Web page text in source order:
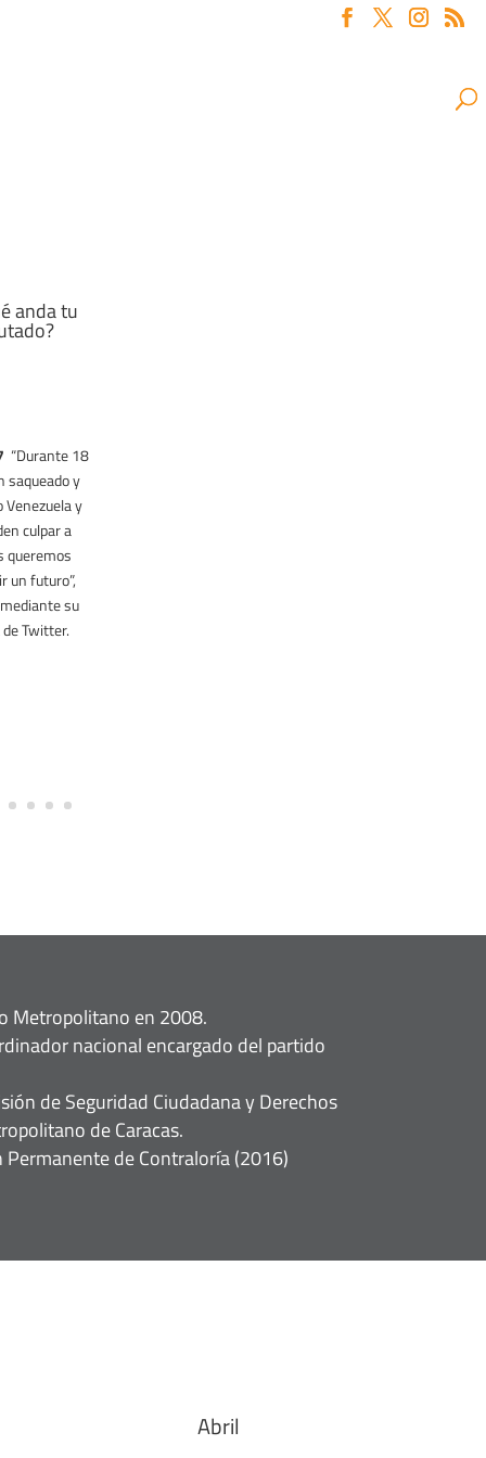
anda tu
“Durante 18
saqueado y
y
culpar a
queremos
un futuro”,
su
Twitter.
Metropolitano en 2008.
nacional encargado del partido
de Seguridad Ciudadana y Derechos
de Caracas.
de Contraloría (2016)
Abril